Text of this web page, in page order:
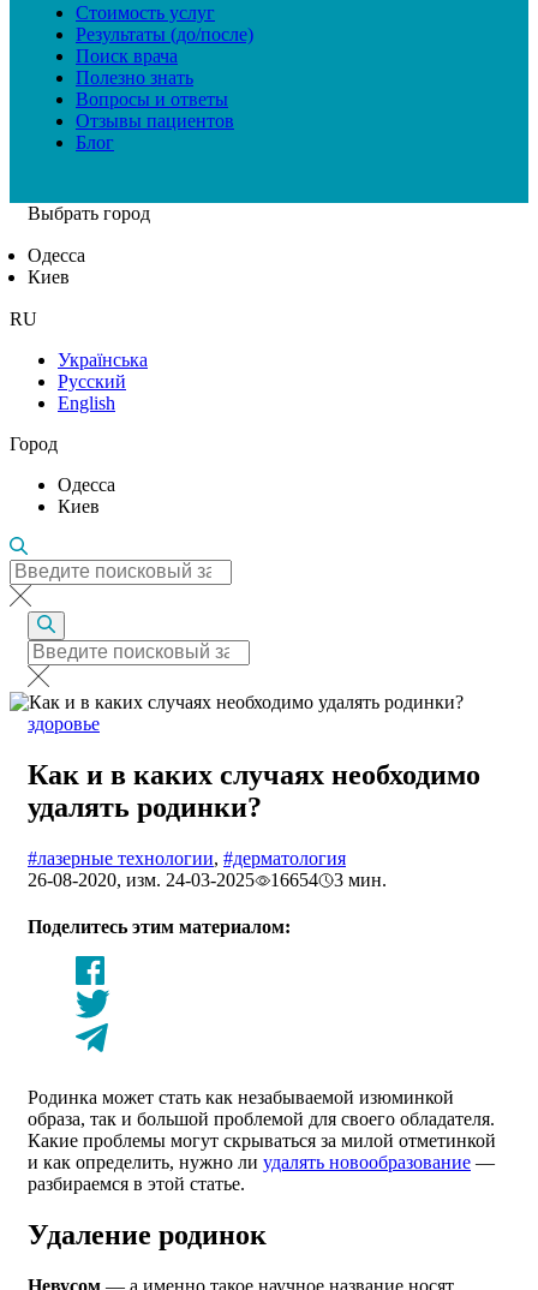
Стоимость услуг
Результаты (до/после)
Поиск врача
Полезно знать
Вопросы и ответы
Отзывы пациентов
Блог
Выбрать город
Одесса
Киев
RU
Українська
Русский
English
Город
Одесса
Киев
здоровье
Как и в каких случаях необходимо
удалять родинки?
#лазерные технологии, #дерматология
26-08-2020, изм. 24-03-2025
16654 3 мин.
Поделитесь этим материалом:
Родинка может стать как незабываемой изюминкой
образа, так и большой проблемой для своего обладателя.
Какие проблемы могут скрываться за милой отметинкой
и как определить, нужно ли удалять новообразование —
разбираемся в этой статье.
Удаление родинок
Невусом — а именно такое научное название носят